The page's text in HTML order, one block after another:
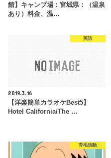
館】キャンプ場：宮城県：（温泉
あり）料金、温…
英語
2019.3.16
【洋楽簡単カラオケBest5】
Hotel California/The …
育毛活動